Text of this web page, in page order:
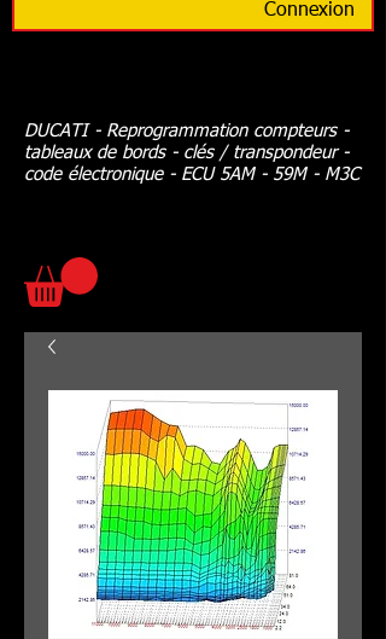
Connexion
DUCATI - Reprogrammation compteurs -
tableaux de bords - clés / transpondeur -
code électronique - ECU 5AM - 59M - M3C